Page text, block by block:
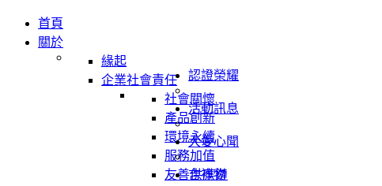
首頁
關於
緣起
企業社會責任
社會關懷
產品創新
環境永續
服務加值
友善供應鏈
認證榮耀
活動訊息
大愛心聞
吉祥物